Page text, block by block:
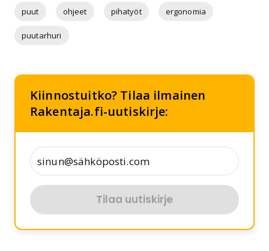
puut ohjeet pihatyöt ergonomia
puutarhuri
Kiinnostuitko? Tilaa ilmainen
Rakentaja.fi-uutiskirje:
Tilaa uutiskirje